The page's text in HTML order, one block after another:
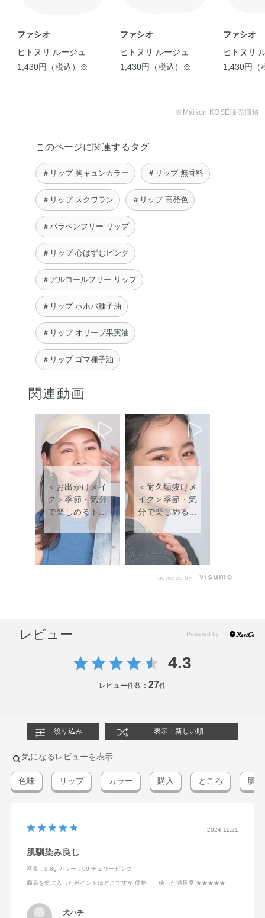
ファシオ
ヒトヌリ ルージュ
1,430円（税込）※
ファシオ
ヒトヌリ ルージュ
1,430円（税込）※
ファシオ
ヒトヌリ
1,430円（
※Maison KOSÉ販売価格
このページに関連するタグ
＃リップ 胸キュンカラー ＃リップ 無香料
＃リップ スクワラン ＃リップ 高発色
＃パラベンフリー リップ
＃リップ 心はずむピンク
＃アルコールフリー リップ
＃リップ ホホバ種子油
＃リップ オリーブ果実油
＃リップ ゴマ種子油
関連動画
＜お出かけメイ
ク＞季節・気分
で楽しめるト...
＜耐久垢抜けメ
イク＞季節・気
分で楽しめる...
powered by
レビュー
4.3
レビュー件数： 27件
絞り込み 表示：新しい順
気になるレビューを表示
色味 リップ カラー 購入 ところ 肌
2024.11.21
肌馴染み良し
容量：3.8g カラー：09 チェリーピンク
商品を気に入ったポイントはどこですか:価格 使った満足度:★★★★★
犬ハチ